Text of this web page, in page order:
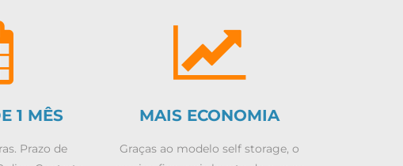
1 MÊS
Prazo de
MAIS ECONOMIA
Graças ao modelo self storage, o